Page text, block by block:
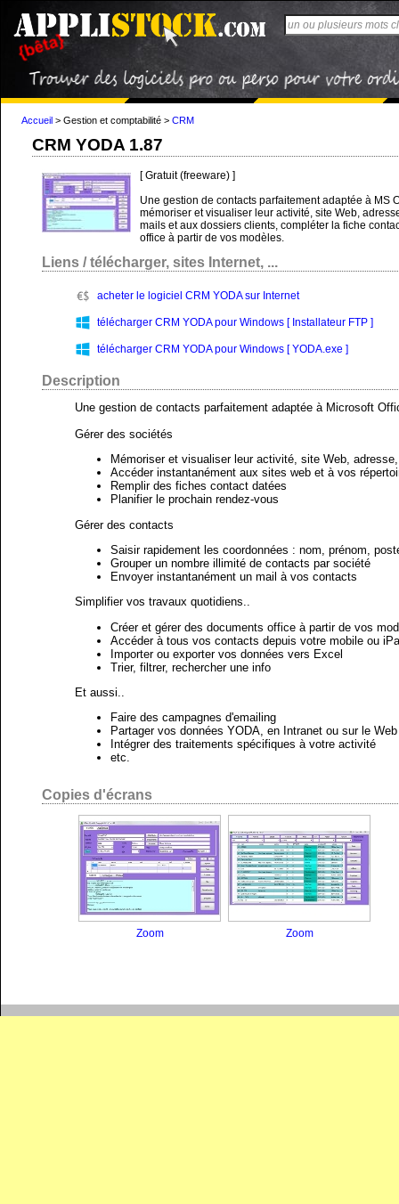
Accueil > Gestion et comptabilité > CRM
CRM YODA 1.87
[ Gratuit (freeware) ]
Une gestion de contacts parfaitement adaptée à MS
mémoriser et visualiser leur activité, site Web,
mails et aux dossiers clients, compléter la fiche
office à partir de vos modèles.
Liens / télécharger, sites Internet, ...
acheter le logiciel CRM YODA sur Internet
télécharger CRM YODA pour Windows [ Installateur FTP ]
télécharger CRM YODA pour Windows [ YODA.exe ]
Description
Une gestion de contacts parfaitement adaptée à Microsoft
Gérer des sociétés
Mémoriser et visualiser leur activité, site Web,
Accéder instantanément aux sites web et à vos
Remplir des fiches contact datées
Planifier le prochain rendez-vous
Gérer des contacts
Saisir rapidement les coordonnées : nom, prénom,
Grouper un nombre illimité de contacts par société
Envoyer instantanément un mail à vos contacts
Simplifier vos travaux quotidiens..
Créer et gérer des documents office à partir de vos
Accéder à tous vos contacts depuis votre mobile ou
Importer ou exporter vos données vers Excel
Trier, filtrer, rechercher une info
Et aussi..
Faire des campagnes d'emailing
Partager vos données YODA, en Intranet ou sur le Web
Intégrer des traitements spécifiques à votre activité
etc.
Copies d'écrans
Zoom Zoom